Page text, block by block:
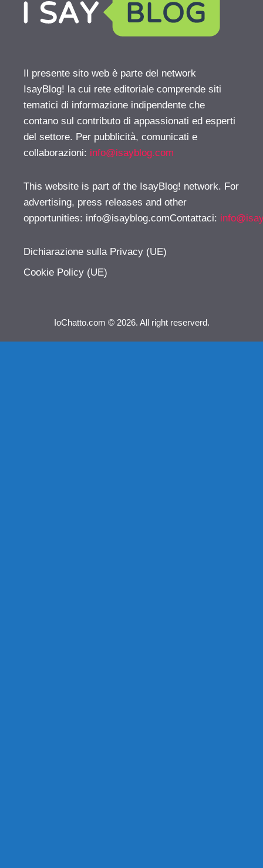
Il presente sito web è parte del network
IsayBlog! la cui rete editoriale comprende siti
tematici di informazione indipendente che
contano sul contributo di appassionati ed esperti
del settore. Per pubblicità, comunicati e
collaborazioni: info@isayblog.com
This website is part of the IsayBlog! network. For
advertising, press releases and other
opportunities: info@isayblog.comContattaci:
Dichiarazione sulla Privacy (UE)
Cookie Policy (UE)
IoChatto.com © 2026. All right reserverd.